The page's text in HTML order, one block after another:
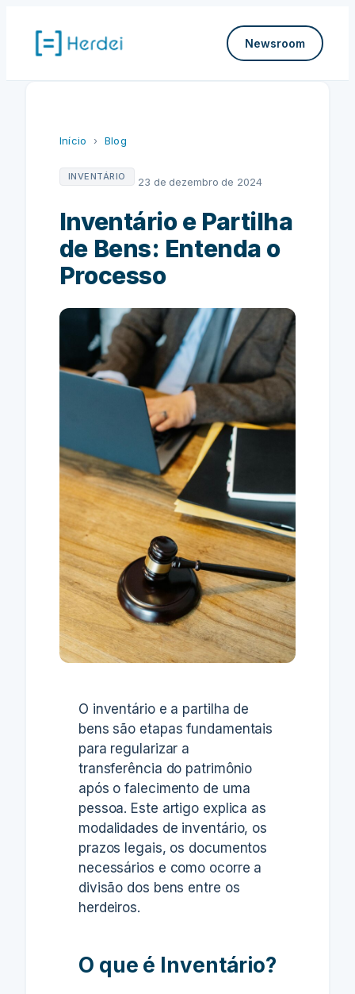
Newsroom
Início › Blog
INVENTÁRIO 23 de dezembro de 2024
Inventário e Partilha
de Bens: Entenda o
Processo
O inventário e a partilha de
bens são etapas fundamentais
para regularizar a
transferência do patrimônio
após o falecimento de uma
pessoa. Este artigo explica as
modalidades de inventário, os
prazos legais, os documentos
necessários e como ocorre a
divisão dos bens entre os
herdeiros.
O que é Inventário?